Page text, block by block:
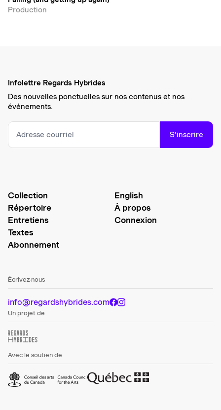
Production
Infolettre Regards Hybrides
Des nouvelles ponctuelles sur nos contenus et nos
événements.
S’inscrire
Collection
Répertoire
Entretiens
Textes
Abonnement
English
À propos
Connexion
Écrivez-nous
info@regardshybrides.com
Un projet de
Avec le soutien de